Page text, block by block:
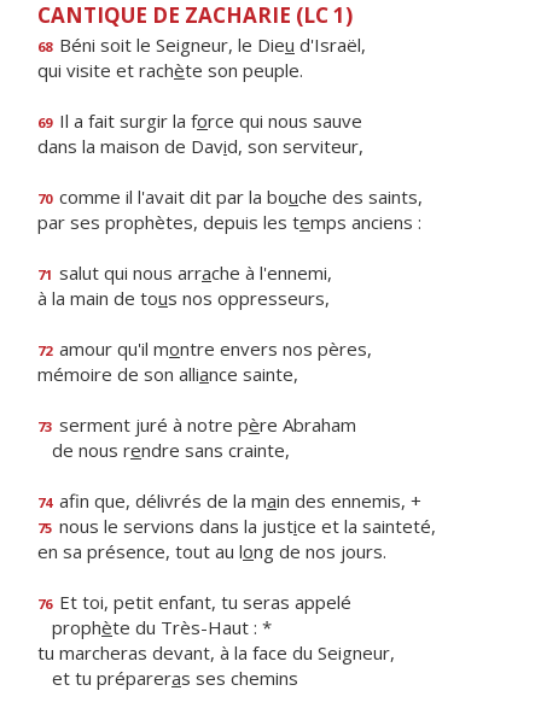
CANTIQUE DE ZACHARIE (LC 1)
68 Béni soit le Seigneur, le Dieu d'Israël,
qui visite et rachète son peuple.
69 Il a fait surgir la force qui nous sauve
dans la maison de David, son serviteur,
70 comme il l'avait dit par la bouche des saints,
par ses prophètes, depuis les temps anciens :
71 salut qui nous arrache à l'ennemi,
à la main de tous nos oppresseurs,
72 amour qu'il montre envers nos pères,
mémoire de son alliance sainte,
73 serment juré à notre père Abraham
de nous rendre sans crainte,
74 afin que, délivrés de la main des ennemis, +
75 nous le servions dans la justice et la sainteté,
en sa présence, tout au long de nos jours.
76 Et toi, petit enfant, tu seras appelé
prophète du Très-Haut : *
tu marcheras devant, à la face du Seigneur,
et tu prépareras ses chemins